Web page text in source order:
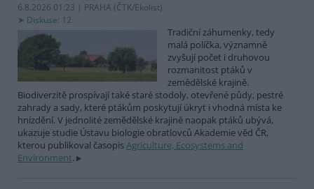
6.8.2026 01:23 | PRAHA (ČTK/Ekolist)
Diskuse: 12
Tradiční záhumenky, tedy
malá políčka, významně
zvyšují počet i druhovou
rozmanitost ptáků v
zemědělské krajině.
Biodiverzitě prospívají také staré stodoly, otevřené půdy, pestré
zahrady a sady, které ptákům poskytují úkryt i vhodná místa ke
hnízdění. V jednolité zemědělské krajině naopak ptáků ubývá,
ukazuje studie Ústavu biologie obratlovců Akademie věd ČR,
kterou publikoval časopisAgriculture, Ecosystems and
Environment.